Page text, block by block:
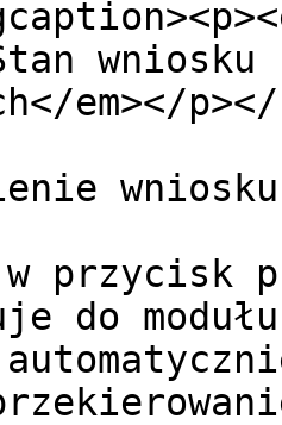
wniosku
em></
wniosku
przycisk
do